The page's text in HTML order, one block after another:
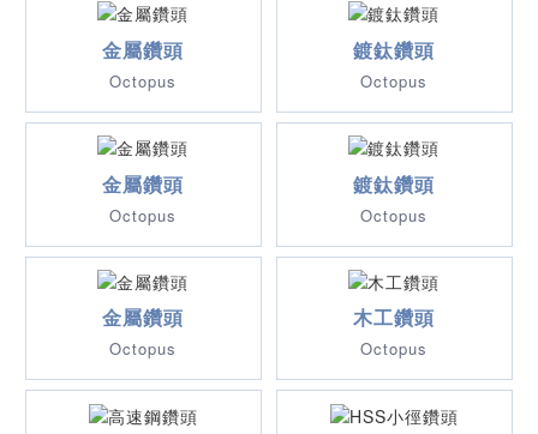
金屬鑽頭
Octopus
鍍鈦鑽頭
Octopus
金屬鑽頭
Octopus
鍍鈦鑽頭
Octopus
金屬鑽頭
Octopus
木工鑽頭
Octopus